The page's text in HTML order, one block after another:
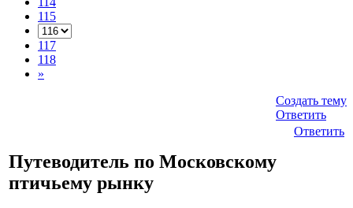
115
117
118
»
Создать тему
Ответить
Ответить
Путеводитель по Московскому
птичьему рынку